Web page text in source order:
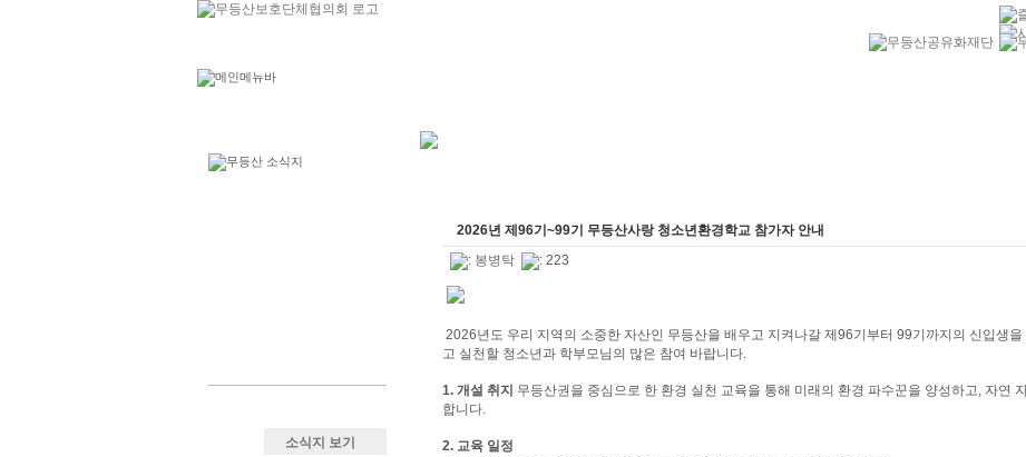
소식지 보기
2026년 제96기~99기 무등산사랑 청소년환경학교 참가자 안내
: 봉병탁 : 223
2026년도 우리 지역의 소중한 자산인 무등산을 배우고 지켜나갈 제96기부터 99기까지의 신입생
고 실천할 청소년과 학부모님의 많은 참여 바랍니다.
1. 개설 취지 무등산권을 중심으로 한 환경 실천 교육을 통해 미래의 환경 파수꾼을 양성하고, 자연
합니다.
2. 교육 일정